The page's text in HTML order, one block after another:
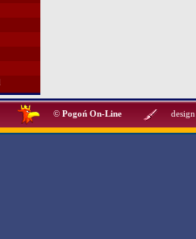
© Pogoń On-Line